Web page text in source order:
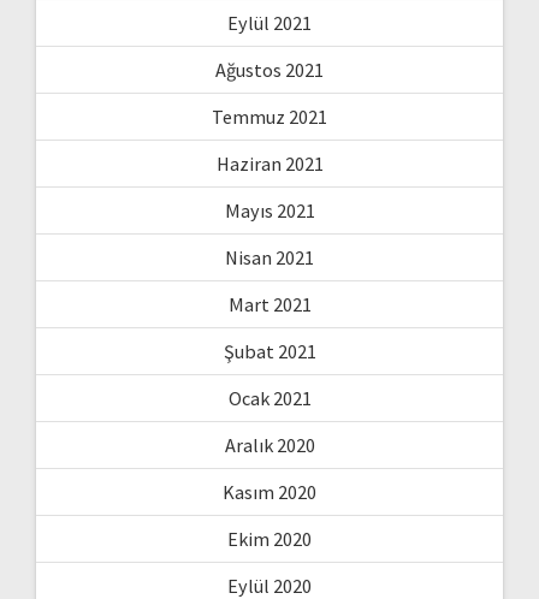
Eylül 2021
Ağustos 2021
Temmuz 2021
Haziran 2021
Mayıs 2021
Nisan 2021
Mart 2021
Şubat 2021
Ocak 2021
Aralık 2020
Kasım 2020
Ekim 2020
Eylül 2020